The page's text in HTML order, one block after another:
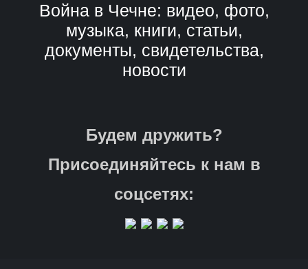
Война в Чечне: видео, фото,
музыка, книги, статьи,
документы, свидетельства,
новости
Будем дружить?
Присоединяйтесь к нам в
соцсетях: